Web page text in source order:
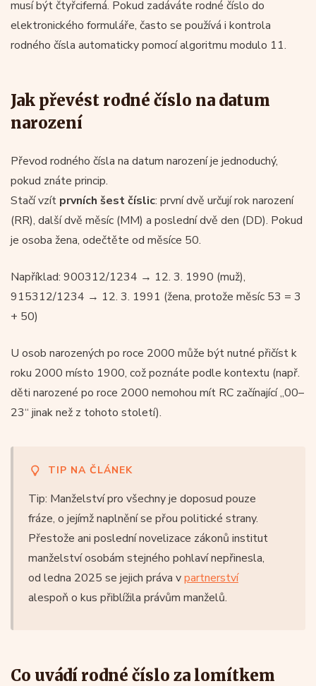
musí být čtyřciferná. Pokud zadáváte rodné číslo do
elektronického formuláře, často se používá i kontrola
rodného čísla automaticky pomocí algoritmu modulo 11.
Jak převést rodné číslo na datum
narození
Převod rodného čísla na datum narození je jednoduchý,
pokud znáte princip.
Stačí vzít prvních šest číslic: první dvě určují rok narození
(RR), další dvě měsíc (MM) a poslední dvě den (DD). Pokud
je osoba žena, odečtěte od měsíce 50.
Například: 900312/1234 → 12. 3. 1990 (muž),
915312/1234 → 12. 3. 1991 (žena, protože měsíc 53 = 3
+ 50)
U osob narozených po roce 2000 může být nutné přičíst k
roku 2000 místo 1900, což poznáte podle kontextu (např.
děti narozené po roce 2000 nemohou mít RC začínající „00–
23“ jinak než z tohoto století).
TIP NA ČLÁNEK
Tip: Manželství pro všechny je doposud pouze
fráze, o jejímž naplnění se přou politické strany.
Přestože ani poslední novelizace zákonů institut
manželství osobám stejného pohlaví nepřinesla,
od ledna 2025 se jejich práva vpartnerství
alespoň o kus přiblížila právům manželů.
Co uvádí rodné číslo za lomítkem